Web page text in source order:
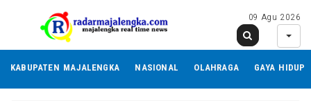
09 Agu 2026
KABUPATEN MAJALENGKA NASIONAL OLAHRAGA GAYA HIDUP